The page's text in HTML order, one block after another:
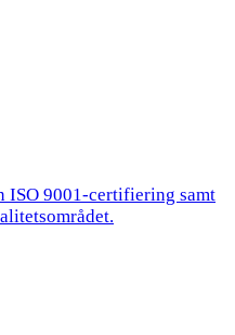
ISO 9001-certifiering samt